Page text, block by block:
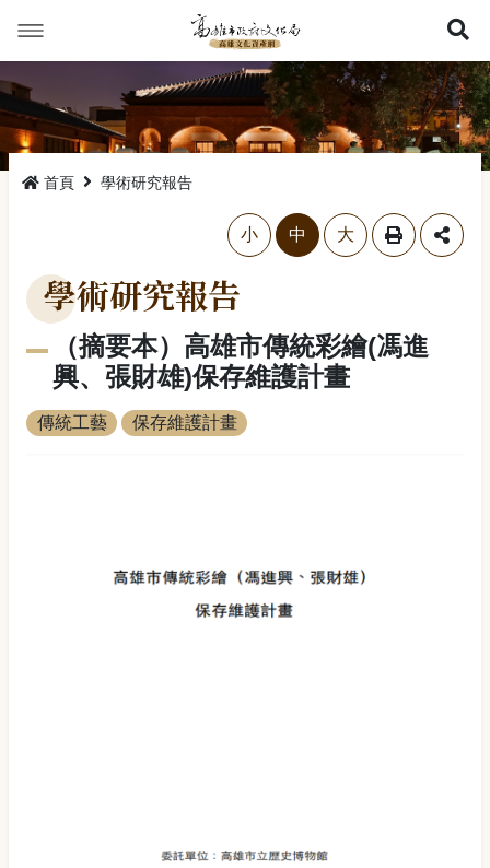
首頁 學術研究報告
略過字型切換，社群分享工具列
小 中 大
學術研究報告
（摘要本）高雄市傳統彩繪(馮進
興、張財雄)保存維護計畫
傳統工藝 保存維護計畫